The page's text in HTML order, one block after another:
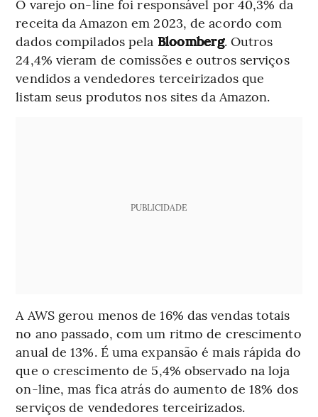
O varejo on-line foi responsável por 40,3% da
receita da Amazon em 2023, de acordo com
dados compilados pela Bloomberg. Outros
24,4% vieram de comissões e outros serviços
vendidos a vendedores terceirizados que
listam seus produtos nos sites da Amazon.
PUBLICIDADE
A AWS gerou menos de 16% das vendas totais
no ano passado, com um ritmo de crescimento
anual de 13%. É uma expansão é mais rápida do
que o crescimento de 5,4% observado na loja
on-line, mas fica atrás do aumento de 18% dos
serviços de vendedores terceirizados.